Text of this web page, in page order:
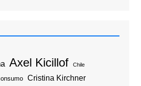
Axel Kicillof Chile
Cristina Kirchner